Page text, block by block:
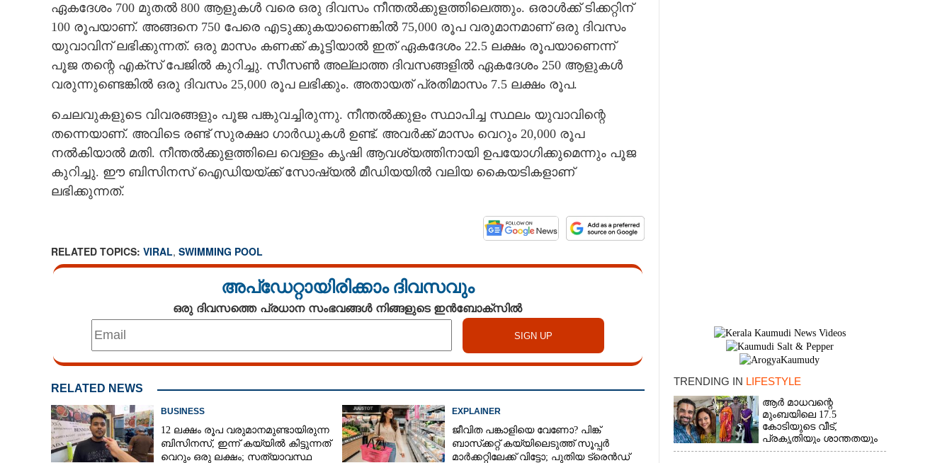
ഏകദേശം 700 മുതൽ 800 ആളുകൾ വരെ ഒരു ദിവസം നീന്തൽക്കുളത്തിലെത്തും. ഒരാൾക്ക് ടിക്കറ്റിന്
100 രൂപയാണ്. അങ്ങനെ 750 പേരെ എടുക്കുകയാണെങ്കിൽ 75,000 രൂപ വരുമാനമാണ് ഒരു ദിവസം
യുവാവിന് ലഭിക്കുന്നത്. ഒരു മാസം കണക്ക് കൂട്ടിയാൽ ഇത് ഏകദേശം 22.5 ലക്ഷം രൂപയാണെന്ന്
പൂജ തന്റെ എക്സ് പേജിൽ കുറിച്ചു. സീസൺ അല്ലാത്ത ദിവസങ്ങളിൽ ഏകദേശം 250 ആളുകൾ
വരുന്നുണ്ടെങ്കിൽ ഒരു ദിവസം 25,000 രൂപ ലഭിക്കും. അതായത് പ്രതിമാസം 7.5 ലക്ഷം രൂപ.
ചെലവുകളുടെ വിവരങ്ങളും പൂജ പങ്കുവച്ചിരുന്നു. നീന്തൽക്കുളം സ്ഥാപിച്ച സ്ഥലം യുവാവിന്റെ
തന്നെയാണ്. അവിടെ രണ്ട് സുരക്ഷാ ഗാർഡുകൾ ഉണ്ട്. അവർക്ക് മാസം വെറും 20,000 രൂപ
നൽകിയാൽ മതി. നീന്തൽക്കുളത്തിലെ വെള്ളം കൃഷി ആവശ്യത്തിനായി ഉപയോഗിക്കുമെന്നും പൂജ
കുറിച്ചു. ഈ ബിസിനസ് ഐഡിയയ്ക്ക് സോഷ്യൽ മീഡിയയിൽ വലിയ കെെയടികളാണ്
ലഭിക്കുന്നത്.
RELATED TOPICS: VIRAL, SWIMMING POOL
അപ്ഡേറ്റായിരിക്കാം ദിവസവും
ഒരു ദിവസത്തെ പ്രധാന സംഭവങ്ങൾ നിങ്ങളുടെ ഇൻബോക്സിൽ
RELATED NEWS
BUSINESS
12 ലക്ഷം രൂപ വരുമാനമുണ്ടായിരുന്ന
ബിസിനസ്, ഇന്ന് കയ്യിൽ കിട്ടുന്നത്
വെറും ഒരു ലക്ഷം; സത്യാവസ്ഥ
EXPLAINER
ജീവിത പങ്കാളിയെ വേണോ? പിങ്ക്
ബാസ്‌ക്കറ്റ് കയ്യിലെടുത്ത് സൂപ്പർ
മാർക്കറ്റിലേക്ക് വിട്ടോ; പുതിയ ട്രെൻഡ്
TRENDING IN LIFESTYLE
ആർ മാധവന്റെ
മുംബയിലെ 17.5
കോടിയുടെ വീട്,​
പ്രകൃതിയും ശാന്തതയും
നിറയുന്നയിടം
ദിവസവരുമാനം 75,000 രൂപ, മാസം 22.5
ലക്ഷം പോക്കറ്റിലാക്കാം;
കോടീശ്വരനാകാൻ ഒരു സ്വിമ്മിംഗ് പൂൾ
മാത്രം മതി
Copy Link